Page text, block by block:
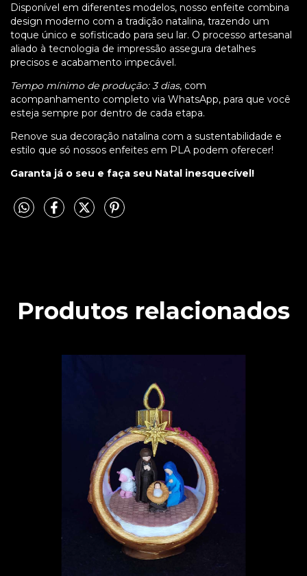
Disponível em diferentes modelos, nosso enfeite combina
design moderno com a tradição natalina, trazendo um
toque único e sofisticado para seu lar. O processo artesanal
aliado à tecnologia de impressão assegura detalhes
precisos e acabamento impecável.
Tempo mínimo de produção: 3 dias, com
acompanhamento completo via WhatsApp, para que você
esteja sempre por dentro de cada etapa.
Renove sua decoração natalina com a sustentabilidade e
estilo que só nossos enfeites em PLA podem oferecer!
Garanta já o seu e faça seu Natal inesquecível!
Produtos relacionados